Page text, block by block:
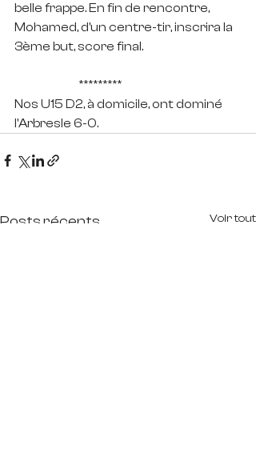
belle frappe. En fin de rencontre,
Mohamed, d'un centre-tir, inscrira la
3ème but, score final.
		*********
Nos U15 D2, à domicile, ont dominé
l'Arbresle 6-0.
Posts récents Voir tout